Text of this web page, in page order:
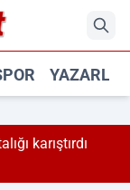
karıştırdı